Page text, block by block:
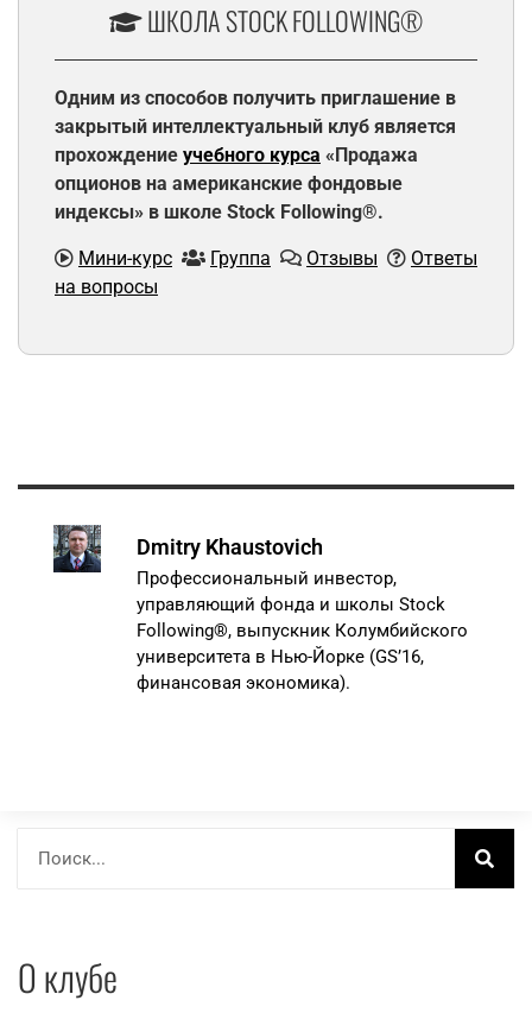
ШКОЛА STOCK FOLLOWING®
Одним из способов получить приглашение в
закрытый интеллектуальный клуб является
прохождение учебного курса «Продажа
опционов на американские фондовые
индексы» в школе Stock Following®.
Мини-курс Группа Отзывы
Ответы
на вопросы
Dmitry Khaustovich
Профессиональный инвестор,
управляющий фонда и школы Stock
Following®, выпускник Колумбийского
университета в Нью-Йорке (GS’16,
финансовая экономика).
О клубе